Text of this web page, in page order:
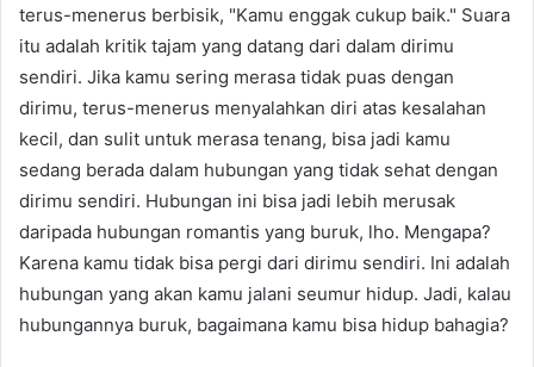
terus-menerus berbisik, "Kamu enggak cukup baik." Suara
itu adalah kritik tajam yang datang dari dalam dirimu
sendiri. Jika kamu sering merasa tidak puas dengan
dirimu, terus-menerus menyalahkan diri atas kesalahan
kecil, dan sulit untuk merasa tenang, bisa jadi kamu
sedang berada dalam hubungan yang tidak sehat dengan
dirimu sendiri. Hubungan ini bisa jadi lebih merusak
daripada hubungan romantis yang buruk, lho. Mengapa?
Karena kamu tidak bisa pergi dari dirimu sendiri. Ini adalah
hubungan yang akan kamu jalani seumur hidup. Jadi, kalau
hubungannya buruk, bagaimana kamu bisa hidup bahagia?